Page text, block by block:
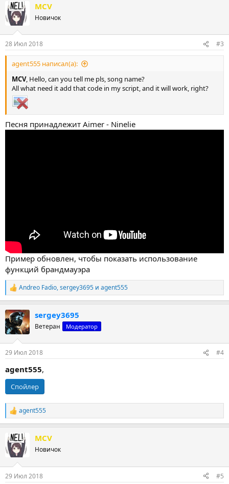
MCV
Новичок
28 Июл 2018 #3
agent555 написал(а):
MCV, Hello, can you tell me pls, song name?
All what need it add that code in my script, and it will work, right?
Песня принадлежит Aimer - Ninelie
Пример обновлен, чтобы показать использование
функций брандмауэра
Р
е
к
ц
и
Andreo Fadio,sergey3695 и agent555
sergey3695
Ветеран Модератор
29 Июл 2018 #4
agent555,
Спойлер
Р
е
к
ц
и
agent555
MCV
Новичок
29 Июл 2018 #5